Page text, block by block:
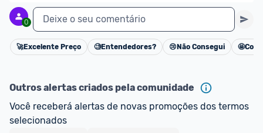
0 Deixe o seu comentário
Cancelar
🚀Excelente Preço 🧐Entendedores? 😢 Não Consegui 🤩
Outros alertas criados pela comunidade
Você receberá alertas de novas promoções dos termos
selecionados